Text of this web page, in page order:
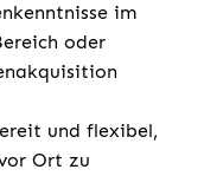
im
oder
und flexibel,
Ort zu